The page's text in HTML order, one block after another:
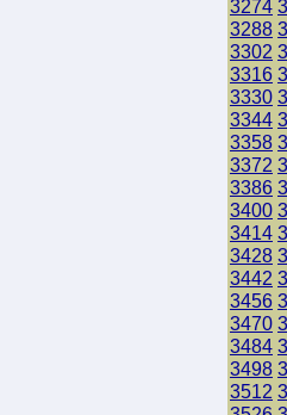
3274
3288
3302
3316
3330
3344
3358
3372
3386
3400
3414
3428
3442
3456
3470
3484
3498
3512